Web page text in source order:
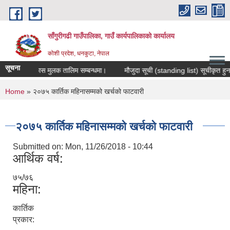
Skip to main content
साँगुरीगढी गाउँपालिका, गाउँ कार्यपालिकाको कार्यालय
कोशी प्रदेश, धनकुटा, नेपाल
सूचना
सिप विकास मुलक तालिम सम्बन्धमा। मौजुदा सूची (standing list) सूचीकृत हुन
You are here
Home » २०७५ कार्तिक महिनासम्मको खर्चको फाटवारी
२०७५ कार्तिक महिनासम्मको खर्चको फाटवारी
Submitted on: Mon, 11/26/2018 - 10:44
आर्थिक वर्ष:
७५/७६
महिना:
कार्तिक
प्रकार: